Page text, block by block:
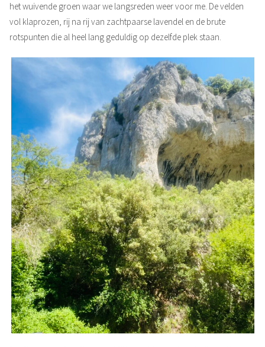
het wuivende groen waar we langsreden weer voor me. De velden
vol klaprozen, rij na rij van zachtpaarse lavendel en de brute
rotspunten die al heel lang geduldig op dezelfde plek staan.